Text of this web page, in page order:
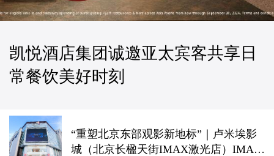
凯悦酒店集团诚邀亚太宾客共享日
常餐饮美好时刻
“重塑北京东部观影新地标”｜卢米埃影
城（北京长楹天街IMAX激光店）IMAX